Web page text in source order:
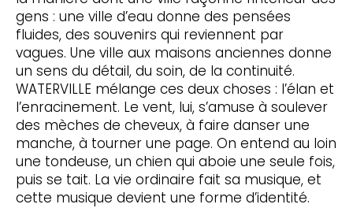
gens : une ville d’eau donne des pensées
fluides, des souvenirs qui reviennent par
vagues. Une ville aux maisons anciennes donne
un sens du détail, du soin, de la continuité.
WATERVILLE mélange ces deux choses : l’élan et
l’enracinement. Le vent, lui, s’amuse à soulever
des mèches de cheveux, à faire danser une
manche, à tourner une page. On entend au loin
une tondeuse, un chien qui aboie une seule fois,
puis se tait. La vie ordinaire fait sa musique, et
cette musique devient une forme d’identité.